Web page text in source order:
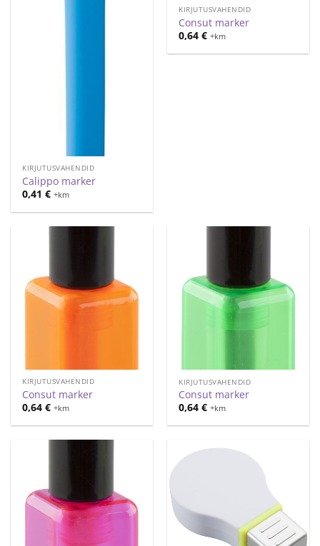
KIRJUTUSVAHENDID
Calippo marker
0,41€ +km
KIRJUTUSVAHENDID
Consut marker
0,64€ +km
KIRJUTUSVAHENDID
Consut marker
0,64€ +km
KIRJUTUSVAHENDID
Consut marker
0,64€ +km